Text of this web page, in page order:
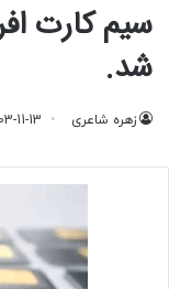
سیم کارت
شد.
زهره شاعری 11-13